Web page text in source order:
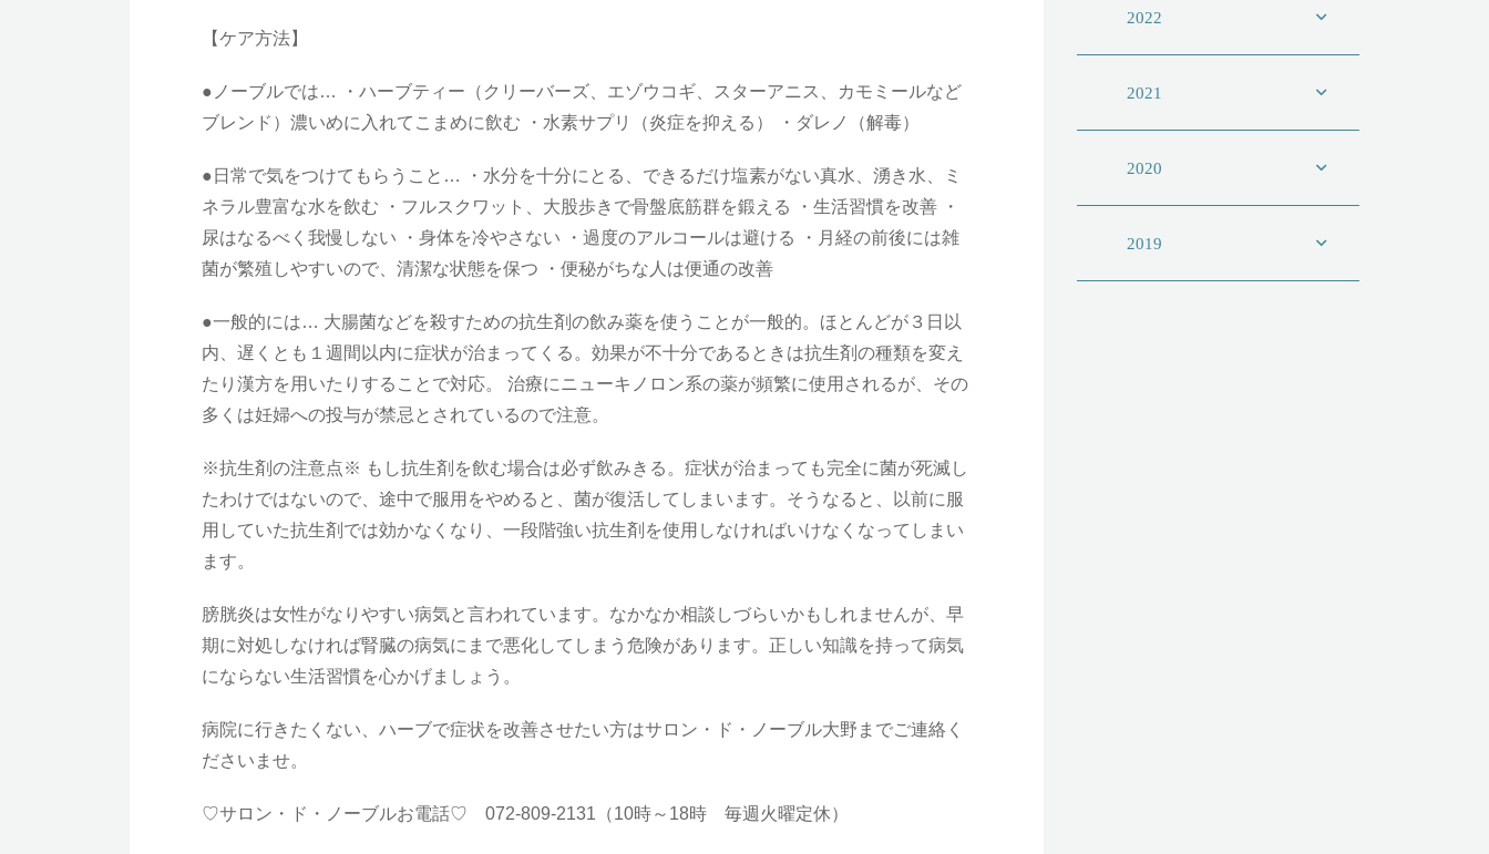
【ケア方法】
●ノーブルでは… ・ハーブティー（クリーバーズ、エゾウコギ、スターアニス、カモミールなど
ブレンド）濃いめに入れてこまめに飲む ・水素サプリ（炎症を抑える） ・ダレノ（解毒）
●日常で気をつけてもらうこと… ・水分を十分にとる、できるだけ塩素がない真水、湧き水、ミ
ネラル豊富な水を飲む ・フルスクワット、大股歩きで骨盤底筋群を鍛える ・生活習慣を改善 ・
尿はなるべく我慢しない ・身体を冷やさない ・過度のアルコールは避ける ・月経の前後には雑
菌が繁殖しやすいので、清潔な状態を保つ ・便秘がちな人は便通の改善
●一般的には… 大腸菌などを殺すための抗生剤の飲み薬を使うことが一般的。ほとんどが３日以
内、遅くとも１週間以内に症状が治まってくる。効果が不十分であるときは抗生剤の種類を変え
たり漢方を用いたりすることで対応。 治療にニューキノロン系の薬が頻繁に使用されるが、その
多くは妊婦への投与が禁忌とされているので注意。
※抗生剤の注意点※ もし抗生剤を飲む場合は必ず飲みきる。症状が治まっても完全に菌が死滅し
たわけではないので、途中で服用をやめると、菌が復活してしまいます。そうなると、以前に服
用していた抗生剤では効かなくなり、一段階強い抗生剤を使用しなければいけなくなってしまい
ます。
膀胱炎は女性がなりやすい病気と言われています。なかなか相談しづらいかもしれませんが、早
期に対処しなければ腎臓の病気にまで悪化してしまう危険があります。正しい知識を持って病気
にならない生活習慣を心かげましょう。
病院に行きたくない、ハーブで症状を改善させたい方はサロン・ド・ノーブル大野までご連絡く
ださいませ。
♡サロン・ド・ノーブルお電話♡ 072-809-2131（10時～18時 毎週火曜定休）
2022
2021
2020
2019